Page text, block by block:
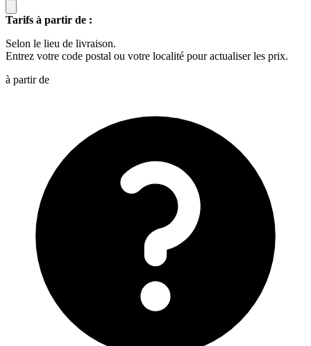
Tarifs à partir de :
Selon le lieu de livraison.
Entrez votre code postal ou votre localité pour actualiser les prix.
à partir de